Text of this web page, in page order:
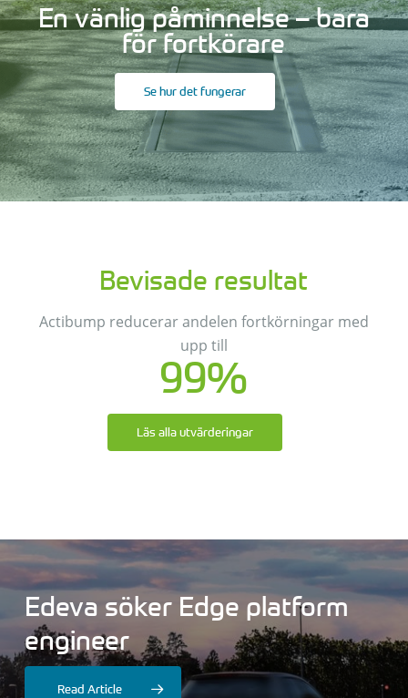
En vänlig påminnelse – bara
för fortkörare
Se hur det fungerar
Bevisade resultat
Actibump reducerar andelen fortkörningar med
upp till
99%
Läs alla utvärderingar
Edeva söker Edge platform
engineer
Read Article
Edevatar in9,1MSEKföratt
fortsättagörastädersäkrare
Edevasökersälj-och
affärsutvecklingschef